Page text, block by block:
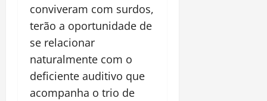
conviveram com surdos,
terão a oportunidade de
se relacionar
naturalmente com o
deficiente auditivo que
acompanha o trio de